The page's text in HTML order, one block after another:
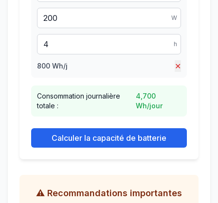
W
h
800 Wh/j ✕
Consommation journalière
totale :
4,700
Wh/jour
Calculer la capacité de batterie
⚠️ Recommandations importantes